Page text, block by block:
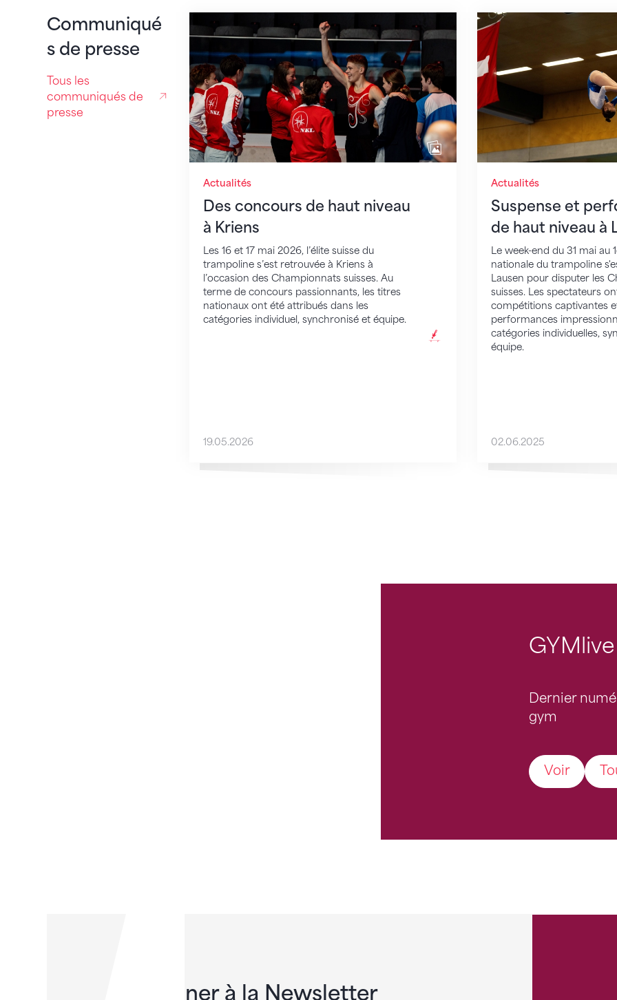
Communiqué
s de presse
Tous les
communiqués de
presse
Actualités
Des concours de haut niveau
à Kriens
Les 16 et 17 mai 2026, l’élite suisse du
trampoline s’est retrouvée à Kriens à
l’occasion des Championnats suisses. Au
terme de concours passionnants, les titres
nationaux ont été attribués dans les
catégories individuel, synchronisé et équipe.
Des concours de haut niveau à Kriens
19.05.2026
Actualités
Suspense et
de haut niveau à
Le week-end du 31 mai au
nationale du trampoline
Lausen pour disputer les
suisses. Les spectateurs
compétitions captivantes
performances
catégories individuelles,
équipe.
Suspense et
02.06.2025
GYMlive
Dernier
gym
Voir
S'abonner à la Newsletter